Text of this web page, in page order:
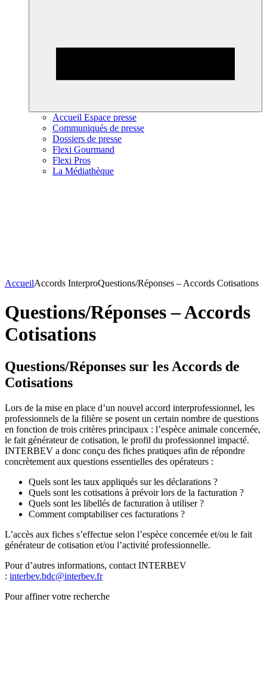
Accueil Espace presse
Communiqués de presse
Dossiers de presse
Flexi Gourmand
Flexi Pros
La Médiathèque
AccueilAccords InterproQuestions/Réponses – Accords Cotisations
Questions/Réponses – Accords
Cotisations
Questions/Réponses sur les Accords de
Cotisations
Lors de la mise en place d’un nouvel accord interprofessionnel, les
professionnels de la filière se posent un certain nombre de questions
en fonction de trois critères principaux : l’espèce animale concernée,
le fait générateur de cotisation, le profil du professionnel impacté.
INTERBEV a donc conçu des fiches pratiques afin de répondre
concrètement aux questions essentielles des opérateurs :
Quels sont les taux appliqués sur les déclarations ?
Quels sont les cotisations à prévoir lors de la facturation ?
Quels sont les libellés de facturation à utiliser ?
Comment comptabiliser ces facturations ?
L’accès aux fiches s’effectue selon l’espèce concernée et/ou le fait
générateur de cotisation et/ou l’activité professionnelle.
Pour d’autres informations, contact INTERBEV
: interbev.bdc@interbev.fr
Pour affiner votre recherche